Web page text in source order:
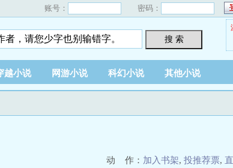
账号： 密码：
搜 索
越小说 网游小说 科幻小说 其他小说
动 作： 加入书架, 投推荐票,